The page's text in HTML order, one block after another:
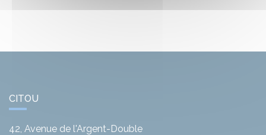
CITOU
42, Avenue de l'Argent-Double